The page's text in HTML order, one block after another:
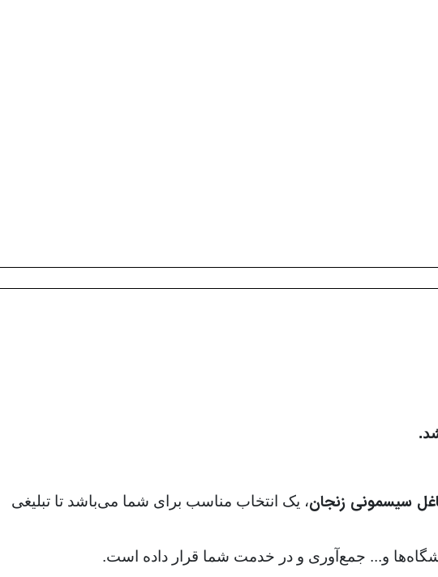
سیسمونی زنجان، یک انتخاب مناسب برای شما می‌باشد تا تبلیغی
و... جمع‌آوری و در خدمت شما قرار داده است.